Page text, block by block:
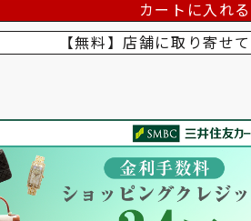
カートに入れる
【無料】店舗に取り寄せて